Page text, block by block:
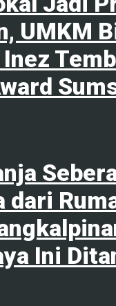
UMKM
Inez
dari
Ini